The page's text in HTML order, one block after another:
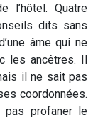
l’hôtel. Quatre
dits sans
âme qui ne
les ancêtres. Il
il ne sait pas
coordonnées.
pas profaner le